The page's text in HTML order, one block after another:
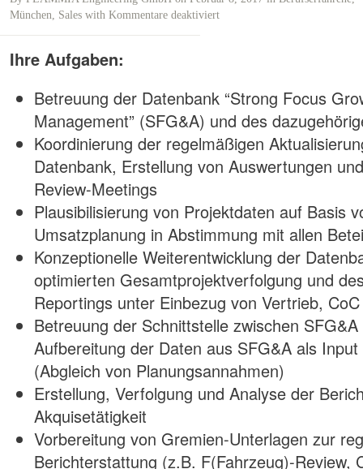
München
Sales with Kommentare deaktiviertfür
Projects
–
München
Ihre Aufgaben:
Betreuung der Datenbank “Strong Focus
Management” (SFG&A) und des
Koordinierung der regelmäßigen
Datenbank, Erstellung von Auswertungen
Review-Meetings
Plausibilisierung von Projektdaten auf Basis
Umsatzplanung in Abstimmung mit allen
Konzeptionelle Weiterentwicklung der
optimierten Gesamtprojektverfolgung und
Reportings unter Einbezug von Vertrieb,
Betreuung der Schnittstelle zwischen
Aufbereitung der Daten aus SFG&A als
(Abgleich von Planungsannahmen)
Erstellung, Verfolgung und Analyse der
Akquisetätigkeit
Vorbereitung von Gremien-Unterlagen zur
Berichterstattung (z.B. F(Fahrzeug)-Review,